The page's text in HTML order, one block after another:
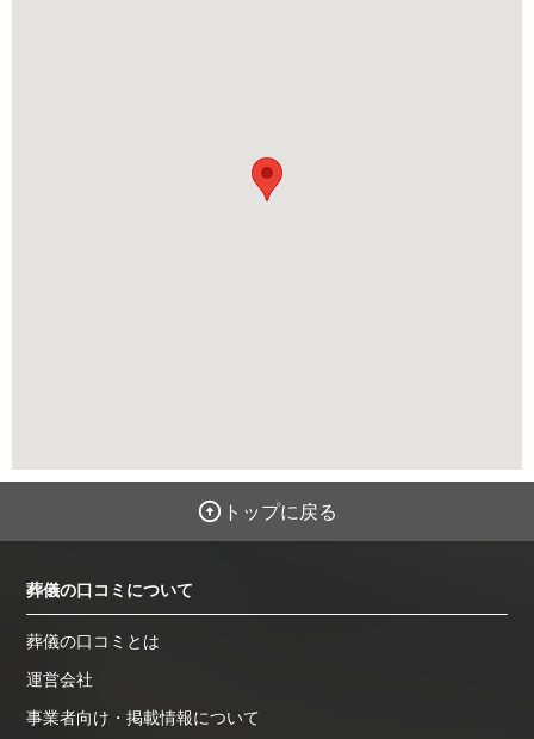
トップに戻る
葬儀の口コミについて
葬儀の口コミとは
運営会社
事業者向け・掲載情報について